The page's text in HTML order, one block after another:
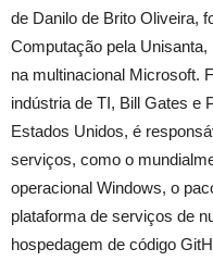
de Danilo de Brito Oliveira,
Computação pela
na multinacional Microsoft.
indústria de TI, Bill Gates e
Estados Unidos, é
serviços, como o
operacional Windows, o
plataforma de serviços de
hospedagem de código